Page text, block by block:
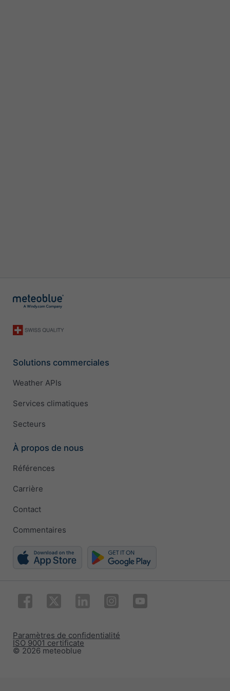
Solutions commerciales
Weather APIs
Services climatiques
Secteurs
À propos de nous
Références
Carrière
Contact
Commentaires
© 2026 meteoblue
ISO 9001 certificate
Paramètres de confidentialité